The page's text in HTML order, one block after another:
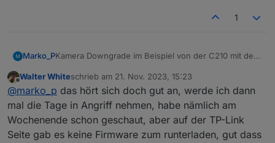
1
Marko_PKamera Downgrade im Beispiel von der C210 mit der
Sie können die Kamera tatsächlich mit älterer
Firmware über eine SD-Karte herunterstufen.
Nehmen Sie eine SD-Karte, die vorher NICHT
von der Kamera formatiert wurde.
Formatieren Sie die SD-Karte in FAT32.
Kopieren Sie die alte Firmware-Datei in die SD-
Quelle:
https://github.com/tapo-firmware/Directory
Firmware links:
Offline
Walter Whiteschrieb am 21. Nov. 2023, 15:23
zuletzt editiert von
@marko_p das hört sich doch gut an, werde ich dann
mal die Tage in Angriff nehmen, habe nämlich am
Wochenende schon geschaut, aber auf der TP-Link
Seite gab es keine Firmware zum runterladen, gut dass